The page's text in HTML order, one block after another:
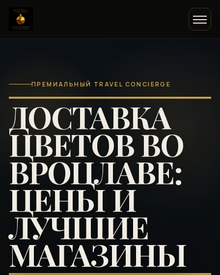
ПРЕМИАЛЬНЫЙ TRAVEL CONCIERGE
ДОСТАВКА
ЦВЕТОВ ВО
ВРОЦЛАВЕ:
ЦЕНЫ И
ЛУЧШИЕ
МАГАЗИНЫ